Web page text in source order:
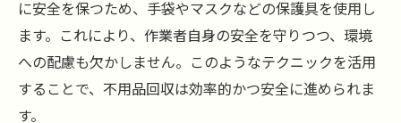
に安全を保つため、手袋やマスクなどの保護具を使用し
ます。これにより、作業者自身の安全を守りつつ、環境
への配慮も欠かしません。このようなテクニックを活用
することで、不用品回収は効率的かつ安全に進められま
す。